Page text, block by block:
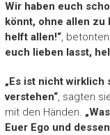
Wir haben euch
könnt, ohne allen zu
helft allen!“,
euch lieben lasst,
„Es ist nicht wirklich
verstehen“, sagten
mit den Händen.
Euer Ego und